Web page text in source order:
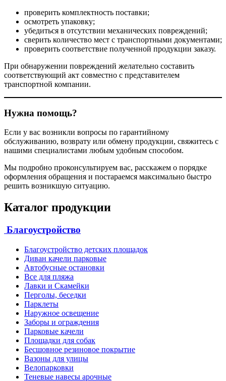
проверить комплектность поставки;
осмотреть упаковку;
убедиться в отсутствии механических повреждений;
сверить количество мест с транспортными документами;
проверить соответствие полученной продукции заказу.
При обнаружении повреждений желательно составить
соответствующий акт совместно с представителем
транспортной компании.
Нужна помощь?
Если у вас возникли вопросы по гарантийному
обслуживанию, возврату или обмену продукции, свяжитесь с
нашими специалистами любым удобным способом.
Мы подробно проконсультируем вас, расскажем о порядке
оформления обращения и постараемся максимально быстро
решить возникшую ситуацию.
Каталог продукции
Благоустройство
Благоустройство детских площадок
Диван качели парковые
Автобусные остановки
Все для пляжа
Лавки и Скамейки
Перголы, беседки
Парклеты
Наружное освещение
Заборы и ограждения
Парковые качели
Площадки для собак
Бесшовное резиновое покрытие
Вазоны для улицы
Велопарковки
Теневые навесы арочные